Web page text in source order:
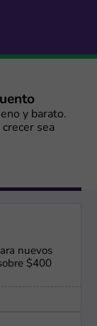
y barato.
sea
nuevos
$400